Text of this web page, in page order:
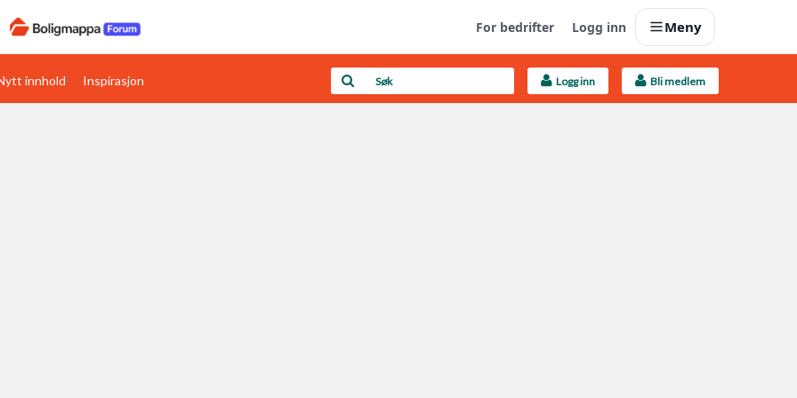
For bedrifter Logg inn Meny
Boligens papirer Last opp selv
innhold Inspirasjon Logg inn Bli medlem